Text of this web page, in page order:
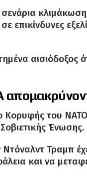
αισιόδοξος
Κορυφής του
Ένωσης.
Τραμπ
και να